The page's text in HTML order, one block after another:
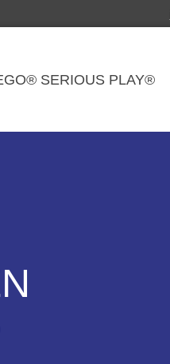
SERIOUS PLAY®